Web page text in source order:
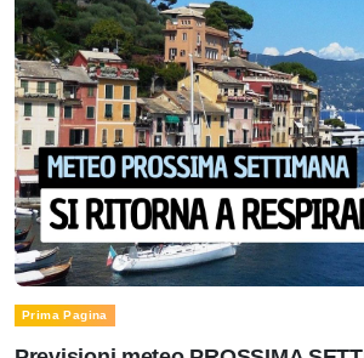
Prima Pagina